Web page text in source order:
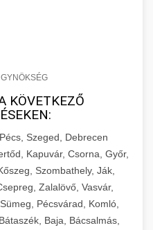
KÖVETKEZŐ
Szeged, Debrecen
Kapuvár, Csorna, Győr,
Szombathely, Ják,
Zalalövő, Vasvár,
Pécsvárad, Komló,
Baja, Bácsalmás,